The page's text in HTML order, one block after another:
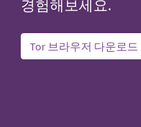
경험해보세요.
Tor 브라우저 다운로드